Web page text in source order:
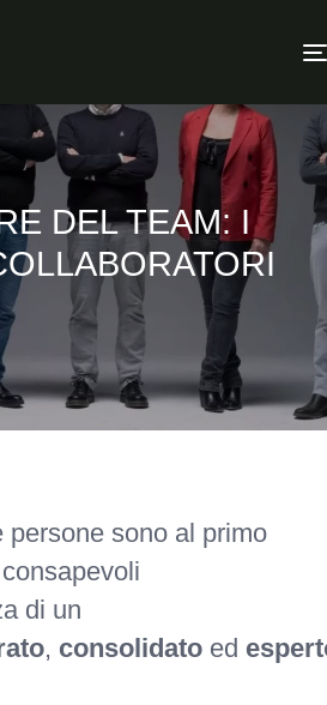
DEL TEAM: I
persone sono al primo
di un
, consolidatoed